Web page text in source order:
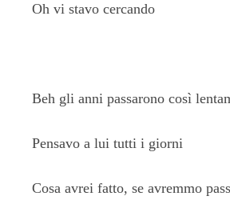
Oh vi stavo cercando
Beh gli anni passarono così
Pensavo a lui tutti i giorni
Cosa avrei fatto, se avremmo